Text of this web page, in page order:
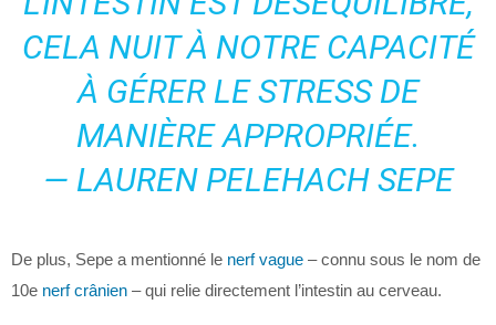
CELA NUIT À NOTRE CAPACITÉ
À GÉRER LE STRESS DE
MANIÈRE APPROPRIÉE.
— LAUREN PELEHACH SEPE
De plus, Sepe a mentionné le nerf vague – connu sous le nom de
10e nerf crânien – qui relie directement l’intestin au cerveau.